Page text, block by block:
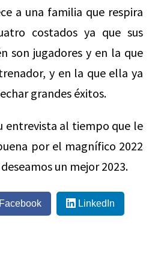
a una familia que respira
costados ya que sus
son jugadores y en la que
y en la que ella ya
grandes éxitos.
entrevista al tiempo que le
por el magnífico 2022
un mejor 2023.
Facebook LinkedIn